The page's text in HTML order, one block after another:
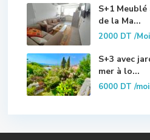
S+1
de la Ma...
2000 DT/
S+3 avec
mer à lo...
6000 DT/